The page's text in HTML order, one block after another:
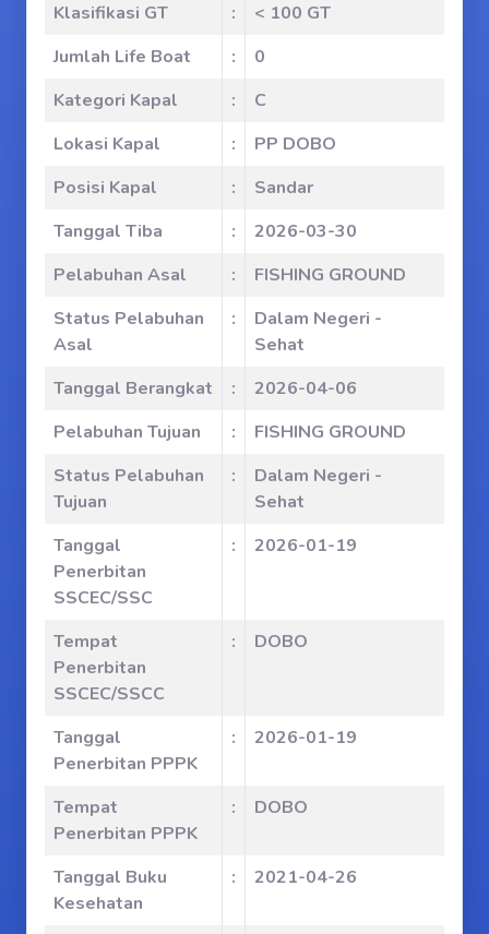
Klasifikasi GT
:
< 100 GT
Jumlah Life Boat
:
0
Kategori Kapal
:
C
Lokasi Kapal
:
PP DOBO
Posisi Kapal
:
Sandar
Tanggal Tiba
:
2026-03-30
Pelabuhan Asal
:
FISHING GROUND
Status Pelabuhan
Asal
:
Dalam Negeri -
Sehat
Tanggal Berangkat
:
2026-04-06
Pelabuhan Tujuan
:
FISHING GROUND
Status Pelabuhan
Tujuan
:
Dalam Negeri -
Sehat
Tanggal
Penerbitan
SSCEC/SSC
: 2026-01-19
Tempat
Penerbitan
SSCEC/SSCC
: DOBO
Tanggal
Penerbitan PPPK
: 2026-01-19
Tempat
Penerbitan PPPK
: DOBO
Tanggal Buku
Kesehatan
: 2021-04-26